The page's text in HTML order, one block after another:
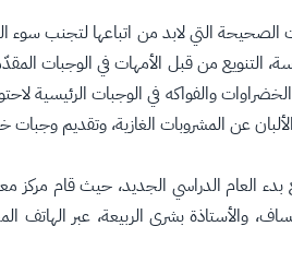
التنويع من قبل الأمهات في الوجبات
والفواكه في الوجبات الرئيسية
عن المشروبات الغازية، وتقديم
بدء العام الدراسي الجديد، حيث قام مركز